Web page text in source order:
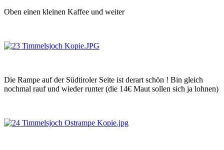
Oben einen kleinen Kaffee und weiter
Die Rampe auf der Südtiroler Seite ist derart schön ! Bin gleich
nochmal rauf und wieder runter (die 14€ Maut sollen sich ja lohnen)